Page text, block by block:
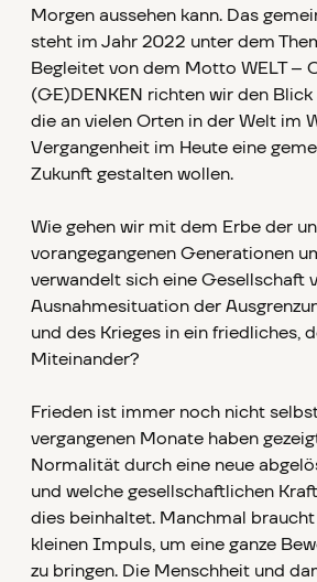
Morgen aussehen kann. Das
steht im Jahr 2022 unter dem
Begleitet von dem Motto WELT –
(GE)DENKEN richten wir den Blick
die an vielen Orten in der Welt im
Vergangenheit im Heute eine
Zukunft gestalten wollen.
Wie gehen wir mit dem Erbe der
vorangegangenen Generationen
verwandelt sich eine Gesellschaft
Ausnahmesituation der
und des Krieges in ein friedliches,
Miteinander?
Frieden ist immer noch nicht
vergangenen Monate haben
Normalität durch eine neue
und welche gesellschaftlichen
dies beinhaltet. Manchmal braucht
kleinen Impuls, um eine ganze
zu bringen. Die Menschheit und